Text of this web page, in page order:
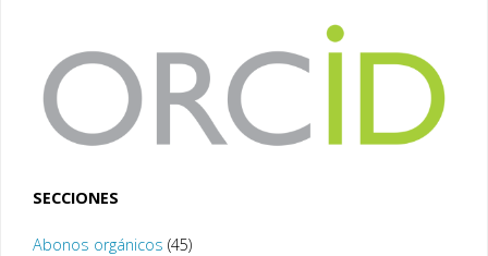
SECCIONES
Abonos orgánicos (45)